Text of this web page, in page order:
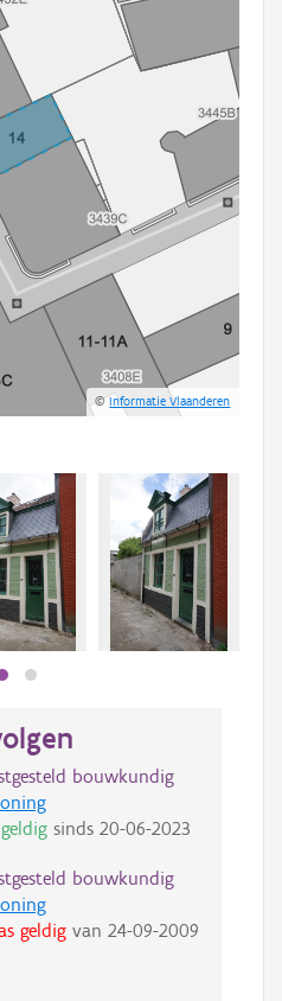
©Informatie Vlaanderen
bouwkundig
sinds 20-06-2023
bouwkundig
geldigvan 24-09-2009